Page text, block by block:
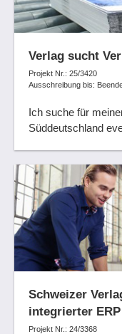
Verlag sucht
Projekt Nr.: 25/3420
Ausschreibung bis:
Ich suche für
Süddeutschland
Schweizer
integrierter ERP
Projekt Nr.: 24/3368